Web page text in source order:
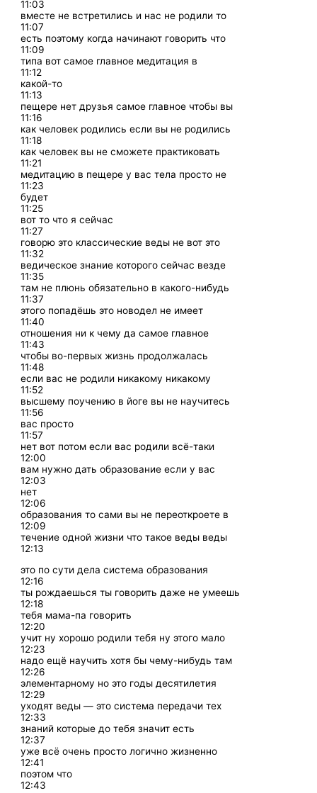
11:03
вместе не встретились и нас не родили то
11:07
есть поэтому когда начинают говорить что
11:09
типа вот самое главное медитация в
11:12
какой-то
11:13
пещере нет друзья самое главное чтобы вы
11:16
как человек родились если вы не родились
11:18
как человек вы не сможете практиковать
11:21
медитацию в пещере у вас тела просто не
11:23
будет
11:25
вот то что я сейчас
11:27
говорю это классические веды не вот это
11:32
ведическое знание которого сейчас везде
11:35
там не плюнь обязательно в какого-нибудь
11:37
этого попадёшь это новодел не имеет
11:40
отношения ни к чему да самое главное
11:43
чтобы во-первых жизнь продолжалась
11:48
если вас не родили никакому никакому
11:52
высшему поучению в йоге вы не научитесь
11:56
вас просто
11:57
нет вот потом если вас родили всё-таки
12:00
вам нужно дать образование если у вас
12:03
нет
12:06
образования то сами вы не переоткроете в
12:09
течение одной жизни что такое веды веды
12:13
это по сути дела система образования
12:16
ты рождаешься ты говорить даже не умеешь
12:18
тебя мама-па говорить
12:20
учит ну хорошо родили тебя ну этого мало
12:23
надо ещё научить хотя бы чему-нибудь там
12:26
элементарному но это годы десятилетия
12:29
уходят веды — это система передачи тех
12:33
знаний которые до тебя значит есть
12:37
уже всё очень просто логично жизненно
12:41
поэтом что
12:43